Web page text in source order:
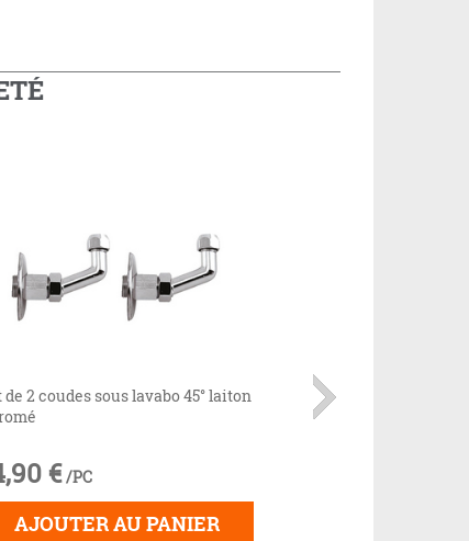
de 2 coudes sous lavabo 45° laiton
€ /PC
AJOUTER AU PANIER